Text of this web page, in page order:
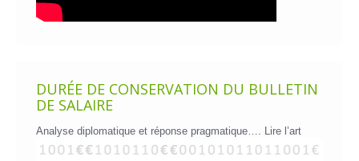
DURÉE DE CONSERVATION DU BULLETIN
DE SALAIRE
Analyse diplomatique et réponse pragmatique…. Lire l’art